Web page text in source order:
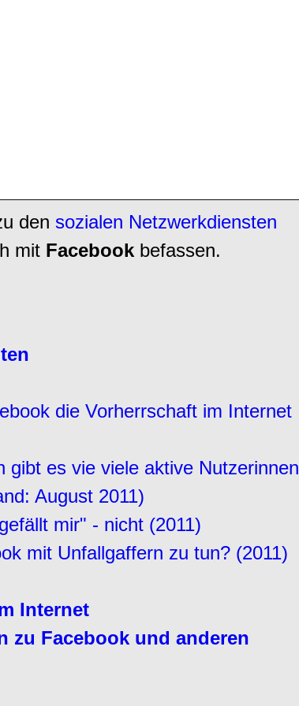
den sozialen Netzwerkdiensten
mit Facebook befassen.
die Vorherrschaft im Internet
gibt es vie viele aktive Nutzerinnen
August 2011)
mir" - nicht (2011)
mit Unfallgaffern zu tun? (2011)
Internet
zu Facebook und anderen